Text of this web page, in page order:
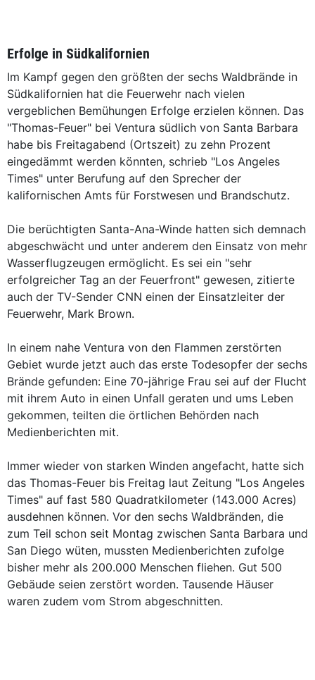
Erfolge in Südkalifornien
Im Kampf gegen den größten der sechs Waldbrände in
Südkalifornien hat die Feuerwehr nach vielen
vergeblichen Bemühungen Erfolge erzielen können. Das
"Thomas-Feuer" bei Ventura südlich von Santa Barbara
habe bis Freitagabend (Ortszeit) zu zehn Prozent
eingedämmt werden könnten, schrieb "Los Angeles
Times" unter Berufung auf den Sprecher der
kalifornischen Amts für Forstwesen und Brandschutz.
Die berüchtigten Santa-Ana-Winde hatten sich demnach
abgeschwächt und unter anderem den Einsatz von mehr
Wasserflugzeugen ermöglicht. Es sei ein "sehr
erfolgreicher Tag an der Feuerfront" gewesen, zitierte
auch der TV-Sender CNN einen der Einsatzleiter der
Feuerwehr, Mark Brown.
In einem nahe Ventura von den Flammen zerstörten
Gebiet wurde jetzt auch das erste Todesopfer der sechs
Brände gefunden: Eine 70-jährige Frau sei auf der Flucht
mit ihrem Auto in einen Unfall geraten und ums Leben
gekommen, teilten die örtlichen Behörden nach
Medienberichten mit.
Immer wieder von starken Winden angefacht, hatte sich
das Thomas-Feuer bis Freitag laut Zeitung "Los Angeles
Times" auf fast 580 Quadratkilometer (143.000 Acres)
ausdehnen können. Vor den sechs Waldbränden, die
zum Teil schon seit Montag zwischen Santa Barbara und
San Diego wüten, mussten Medienberichten zufolge
bisher mehr als 200.000 Menschen fliehen. Gut 500
Gebäude seien zerstört worden. Tausende Häuser
waren zudem vom Strom abgeschnitten.